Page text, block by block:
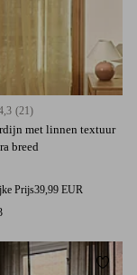
met linnen textuur
breed
Prijs39,99 EUR
21 beoordelingen
(21)